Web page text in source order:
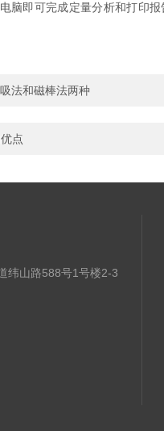
脑即可完成定量分析和打印
法和磁棒法两种
点
纬山路588号1号楼2-3